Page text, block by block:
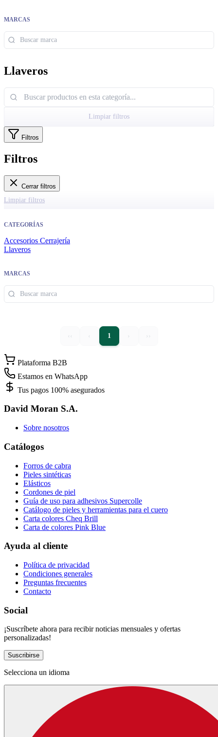
MARCAS
Llaveros
Limpiar filtros
Filtros
Filtros
Cerrar filtros
Limpiar filtros
CATEGORÍAS
Accesorios Cerrajería
Llaveros
MARCAS
‹‹ ‹ 1 › ››
Plataforma B2B
Estamos en WhatsApp
Tus pagos 100% asegurados
David Moran S.A.
Sobre nosotros
Catálogos
Forros de cabra
Pieles sintéticas
Elásticos
Cordones de piel
Guía de uso para adhesivos Supercolle
Catálogo de pieles y herramientas para el cuero
Carta colores Cheq Brill
Carta de colores Pink Blue
Ayuda al cliente
Política de privacidad
Condiciones generales
Preguntas frecuentes
Contacto
Social
¡Suscríbete ahora para recibir noticias mensuales y ofertas
personalizadas!
Suscribirse
Selecciona un idioma